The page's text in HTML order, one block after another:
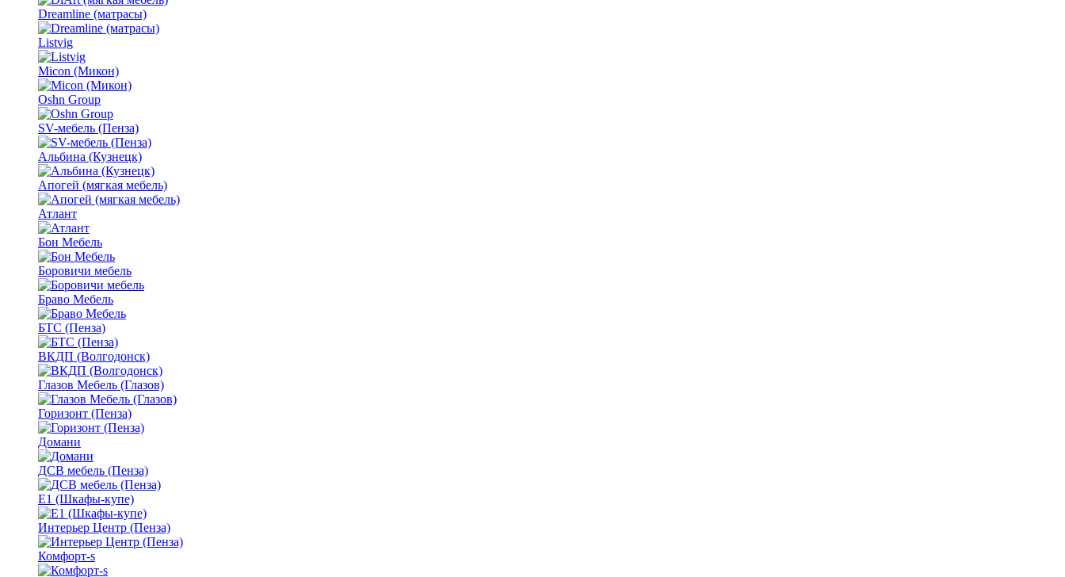
Dreamline (матрасы)
Listvig
Micon (Микон)
Oshn Group
SV-мебель (Пенза)
Альбина (Кузнецк)
Апогей (мягкая мебель)
Атлант
Бон Мебель
Боровичи мебель
Браво Мебель
БТС (Пенза)
ВКДП (Волгодонск)
Глазов Мебель (Глазов)
Горизонт (Пенза)
Домани
ДСВ мебель (Пенза)
Е1 (Шкафы-купе)
Интерьер Центр (Пенза)
Комфорт-s